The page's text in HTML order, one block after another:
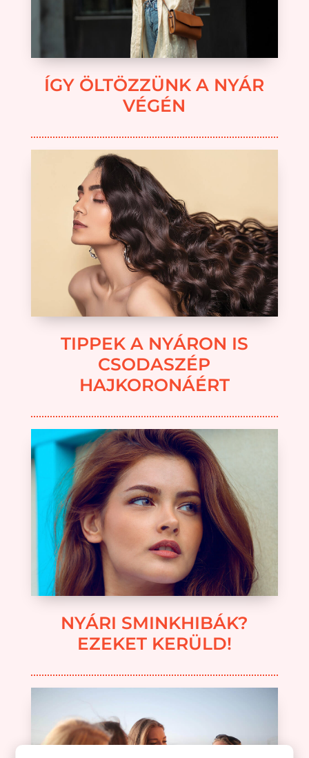
ÍGY ÖLTÖZZÜNK A NYÁR
VÉGÉN
TIPPEK A NYÁRON IS
CSODASZÉP
HAJKORONÁÉRT
NYÁRI SMINKHIBÁK?
EZEKET KERÜLD!